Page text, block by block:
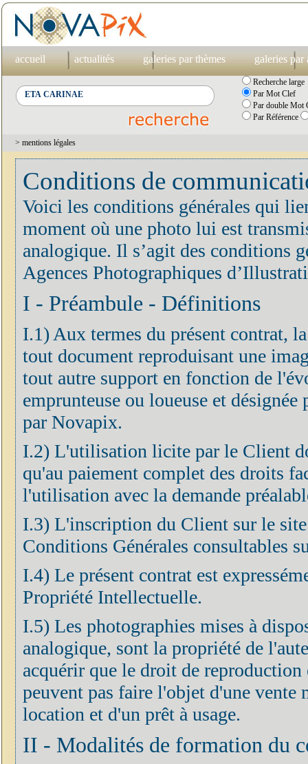
accueil actualités galeries par thèmes galeries par
Recherche large
Par Mot Clef
Par double Mot
Par Référence
> mentions légales
Conditions de
Voici les conditions générales qui
moment où une photo lui est
analogique. Il s’agit des conditions
Agences Photographiques
I - Préambule - Définitions
I.1) Aux termes du présent contrat,
tout document reproduisant une
tout autre support en fonction de
emprunteuse ou loueuse et
par Novapix.
I.2) L'utilisation licite par le Client
qu'au paiement complet des droits
l'utilisation avec la demande
I.3) L'inscription du Client sur le
Conditions Générales consultables
I.4) Le présent contrat est
Propriété Intellectuelle.
I.5) Les photographies mises à
analogique, sont la propriété de
acquérir que le droit de
peuvent pas faire l'objet d'une vente
location et d'un prêt à usage.
II - Modalités de formation du